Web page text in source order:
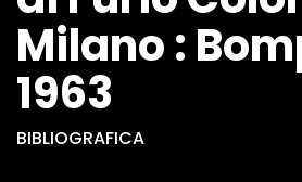
Milano :
1963
BIBLIOGRAFICA